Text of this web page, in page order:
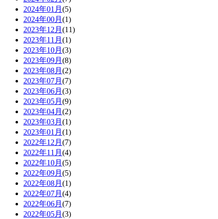
2024年01月 (5)
2024年00月 (1)
2023年12月 (11)
2023年11月 (1)
2023年10月 (3)
2023年09月 (8)
2023年08月 (2)
2023年07月 (7)
2023年06月 (3)
2023年05月 (9)
2023年04月 (2)
2023年03月 (1)
2023年01月 (1)
2022年12月 (7)
2022年11月 (4)
2022年10月 (5)
2022年09月 (5)
2022年08月 (1)
2022年07月 (4)
2022年06月 (7)
2022年05月 (3)